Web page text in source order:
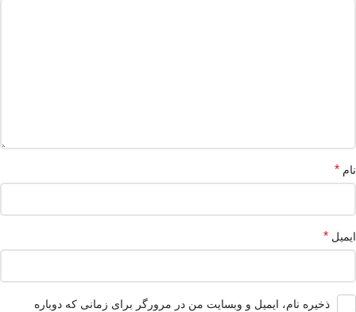
نام *
ایمیل *
ذخیره نام، ایمیل و وبسایت من در مرورگر برای زمانی که دوباره